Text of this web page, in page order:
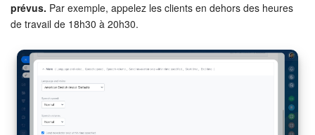
prévus. Par exemple, appelez les clients en dehors des heures
de travail de 18h30 à 20h30.